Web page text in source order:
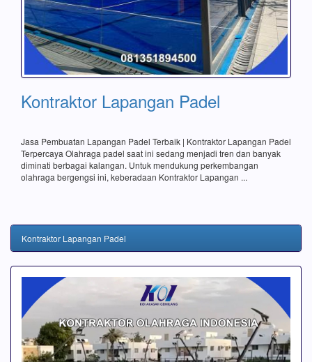
Kontraktor Lapangan Padel
Jasa Pembuatan Lapangan Padel Terbaik | Kontraktor Lapangan Padel
Terpercaya Olahraga padel saat ini sedang menjadi tren dan banyak
diminati berbagai kalangan. Untuk mendukung perkembangan
olahraga bergengsi ini, keberadaan Kontraktor Lapangan ...
Kontraktor Lapangan Padel